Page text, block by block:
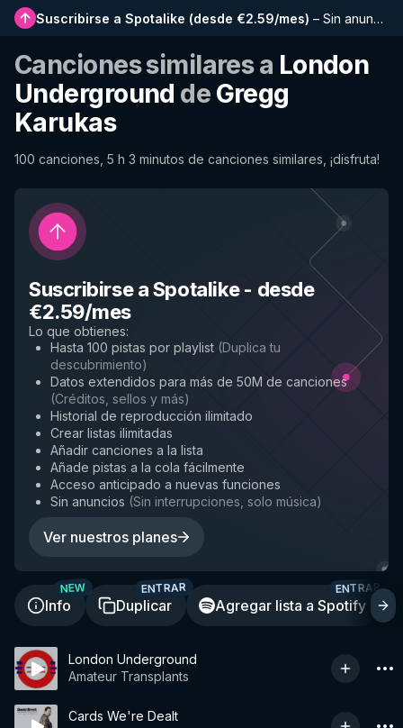
Suscribirse a Spotalike (desde €2.59/mes) – Sin anuncios, listas más largas, historial completo y acceso anticipado a nuevas funciones
Canciones similares a London
Underground de Gregg
Karukas
100 canciones, 5 h 3 minutos de canciones similares, ¡disfruta!
Suscribirse a Spotalike- desde
€2.59/mes
Lo que obtienes:
Hasta 100 pistas por playlist (Duplica tu
descubrimiento)
Datos extendidos para más de 50M de canciones
(Créditos, sellos y más)
Historial de reproducción ilimitado
Crear listas ilimitadas
Añadir canciones a la lista
Añade pistas a la cola fácilmente
Acceso anticipado a nuevas funciones
Sin anuncios (Sin interrupciones, solo música)
Ver nuestros planes
Info
NEW
Duplicar
ENTRAR
Agregar lista a Spotify
ENTRAR
London Underground
Amateur Transplants
Cards We're Dealt